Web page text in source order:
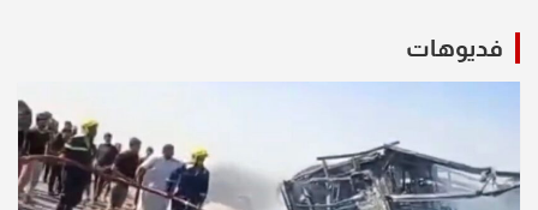
فديوهات